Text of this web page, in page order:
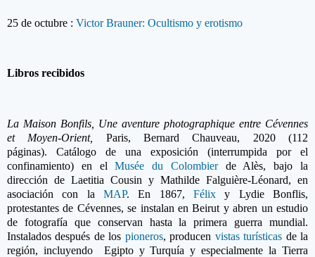
25 de octubre : Victor Brauner: Ocultismo y erotismo
Libros recibidos
La Maison Bonfils, Une aventure photographique entre Cévennes
et Moyen-Orient, Paris, Bernard Chauveau, 2020 (112
páginas).
Catálogo de una exposición (interrumpida por el
confinamiento) en elMusée du Colombierde Alès, bajo la
dirección de Laetitia Cousin y Mathilde Falguière-Léonard, en
asociación con la MAP. En 1867, Félix y Lydie Bonflis,
protestantes de Cévennes, se instalan en Beirut y abren un estudio
de fotografía que conservan hasta la primera guerra mundial.
Instalados después de los pioneros, producen vistas turísticas de la
región, incluyendo Egipto y Turquía y especialmente la Tierra